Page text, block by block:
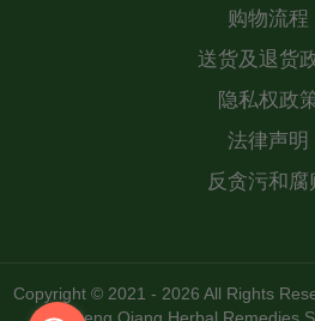
购物流程
送货及退货
隐私权政
法律声明
反贪污和腐
Copyright © 2021 - 2026 All Rights